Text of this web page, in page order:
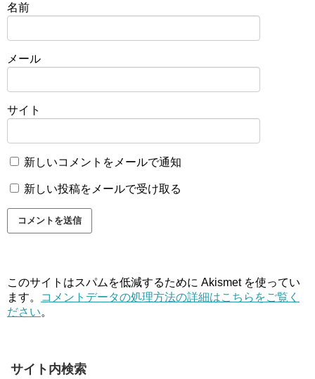
名前
メール
サイト
新しいコメントをメールで通知
新しい投稿をメールで受け取る
このサイトはスパムを低減するために Akismet を使ってい
ます。
コメントデータの処理方法の詳細はこちらをご覧く
ださい。
サイト内検索